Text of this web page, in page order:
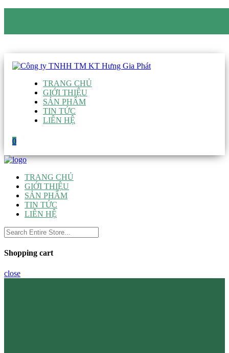
TRANG CHỦ
GIỚI THIỆU
SẢN PHẨM
TIN TỨC
LIÊN HỆ
0
TRANG CHỦ
GIỚI THIỆU
SẢN PHẨM
TIN TỨC
LIÊN HỆ
Shopping cart
close